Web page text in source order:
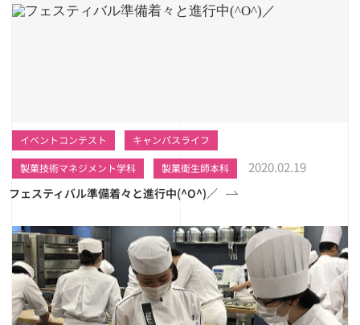
イベントコンテスト キャンパスライフ
製菓技術マネジメント学科 製菓衛生師本科 2020.02.19
フェスティバル準備着々と進行中(^O^)／